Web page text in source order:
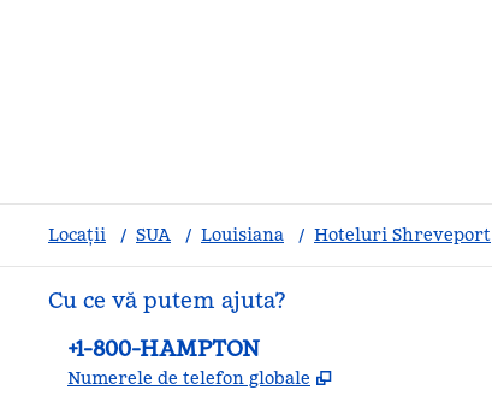
Locații / SUA / Louisiana / Hoteluri Shreveport
Cu ce vă putem ajuta?
Telefon:
+1-800-HAMPTON
Numerele de telefon globale ,